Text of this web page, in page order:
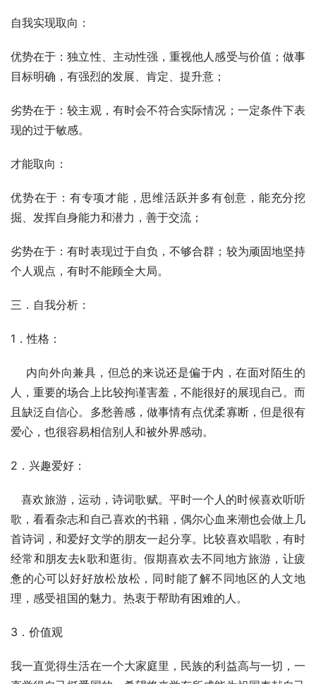
自我实现取向：
优势在于：独立性、主动性强，重视他人感受与价值；做事
目标明确，有强烈的发展、肯定、提升意；
劣势在于：较主观，有时会不符合实际情况；一定条件下表
现的过于敏感。
才能取向：
优势在于：有专项才能，思维活跃并多有创意，能充分挖
掘、发挥自身能力和潜力，善于交流；
劣势在于：有时表现过于自负，不够合群；较为顽固地坚持
个人观点，有时不能顾全大局。
三．自我分析：
1．性格：
内向外向兼具，但总的来说还是偏于内，在面对陌生的
人，重要的场合上比较拘谨害羞，不能很好的展现自己。而
且缺泛自信心。多愁善感，做事情有点优柔寡断，但是很有
爱心，也很容易相信别人和被外界感动。
2．兴趣爱好：
喜欢旅游，运动，诗词歌赋。平时一个人的时候喜欢听听
歌，看看杂志和自己喜欢的书籍，偶尔心血来潮也会做上几
首诗词，和爱好文学的朋友一起分享。比较喜欢唱歌，有时
经常和朋友去k歌和逛街。假期喜欢去不同地方旅游，让疲
惫的心可以好好放松放松，同时能了解不同地区的人文地
理，感受祖国的魅力。热衷于帮助有困难的人。
3．价值观
我一直觉得生活在一个大家庭里，民族的利益高与一切，一